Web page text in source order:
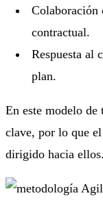
Colaboración
contractual.
Respuesta al
plan.
En este modelo
clave, por lo que
dirigido hacia ellos.